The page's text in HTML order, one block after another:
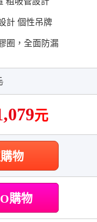
計 個性吊牌
圈，全面防漏
元
物
購物